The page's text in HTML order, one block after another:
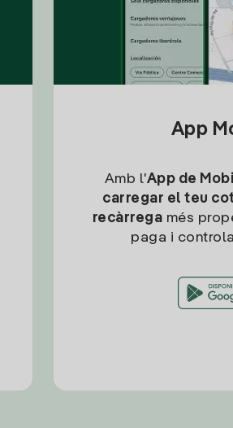
App
Amb l'App de
carregar el teu
recàrrega més
paga i